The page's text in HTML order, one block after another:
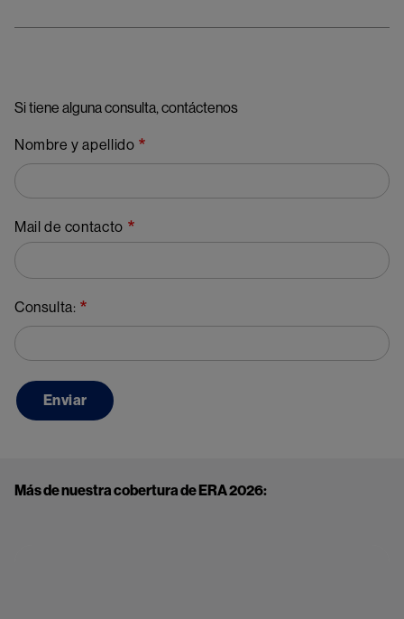
Si tiene alguna consulta, contáctenos
Nombre y apellido
Mail de contacto
Consulta:
Más de nuestra cobertura de ERA 2026: